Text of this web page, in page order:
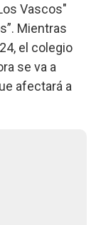
Vascos"
Mientras
el colegio
se va a
afectará a